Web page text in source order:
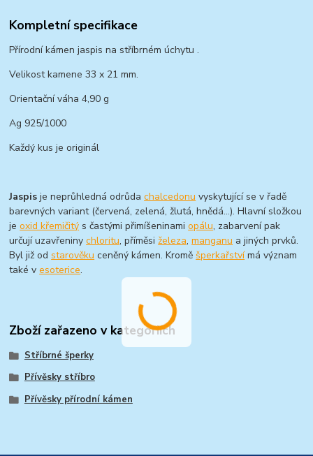
Kompletní specifikace
Přírodní kámen jaspis na stříbrném úchytu .
Velikost kamene 33 x 21 mm.
Orientační váha 4,90 g
Ag 925/1000
Každý kus je originál
Jaspis je neprůhledná odrůdachalcedonu vyskytující se v řadě
barevných variant (červená, zelená, žlutá, hnědá…). Hlavní složkou
jeoxid křemičitý s častými přimíšeninamiopálu, zabarvení pak
určují uzavřeninychloritu, příměsiželeza,manganu a jiných prvků.
Byl již odstarověku ceněný kámen. Kroměšperkařstvímá význam
také vesoterice.
Zboží zařazeno v kategoriích
Stříbrné šperky
Přívěsky stříbro
Přívěsky přírodní kámen